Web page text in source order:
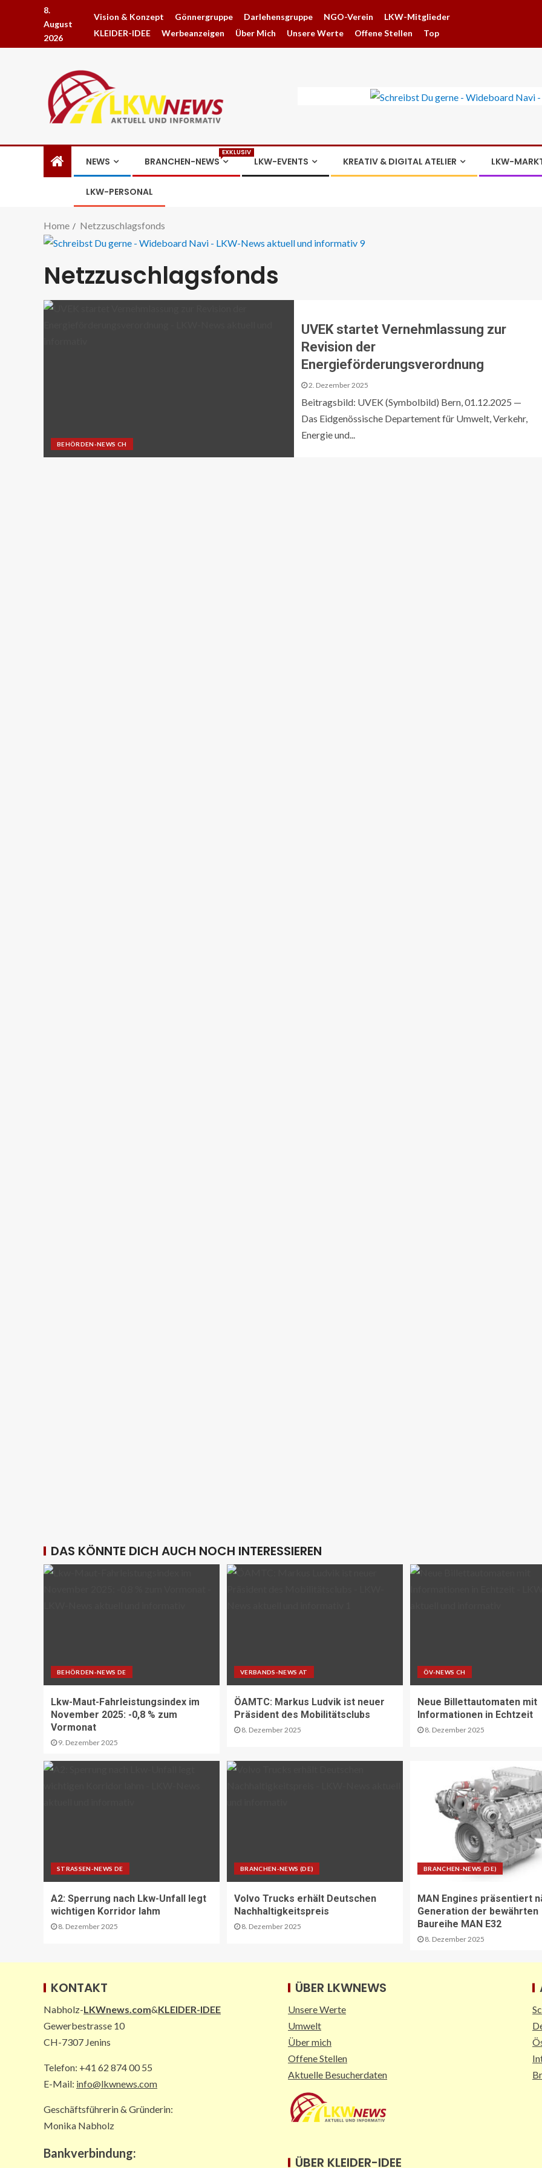
8.
August
2026
Vision & Konzept Gönnergruppe Darlehensgruppe NGO-Verein
LKW-Mitglieder
KLEIDER-IDEE
Werbeanzeigen Über Mich Unsere Werte Offene Stellen Top
NEWS BRANCHEN-NEWS
EXKLUSIV
LKW-EVENTS KREATIV & DIGITAL ATELIER LKW-
LKW-PERSONAL
Home Netzzuschlagsfonds
Netzzuschlagsfonds
BEHÖRDEN-NEWS CH
UVEK startet Vernehmlassung zur
Revision der
Energieförderungsverordnung
2. Dezember 2025
Beitragsbild: UVEK (Symbolbild) Bern, 01.12.2025 —
Das Eidgenössische Departement für Umwelt, Verkehr,
Energie und...
DAS KÖNNTE DICH AUCH NOCH INTERESSIEREN
BEHÖRDEN-NEWS DE
Lkw-Maut-Fahrleistungsindex im
November 2025: -0,8 % zum
Vormonat
9. Dezember 2025
VERBANDS-NEWS AT
ÖAMTC: Markus Ludvik ist neuer
Präsident des Mobilitätsclubs
8. Dezember 2025
ÖV-NEWS CH
Neue Billettautomaten mit
Informationen in Echtzeit
8. Dezember 2025
STRASSEN-NEWS DE
A2: Sperrung nach Lkw-Unfall legt
wichtigen Korridor lahm
8. Dezember 2025
BRANCHEN-NEWS (DE)
Volvo Trucks erhält Deutschen
Nachhaltigkeitspreis
8. Dezember 2025
BRANCHEN-NEWS (DE)
MAN Engines präsentiert
Generation der bewährten
Baureihe MAN E32
8. Dezember 2025
KONTAKT
Nabholz-LKWnews.com&KLEIDER-IDEE
Gewerbestrasse 10
CH-7307 Jenins
Telefon: +41 62 874 00 55
E-Mail: info@lkwnews.com
Geschäftsführerin & Gründerin:
Monika Nabholz
Bankverbindung:
ÜBER LKWNEWS
Unsere Werte
Umwelt
Über mich
Offene Stellen
Aktuelle Besucherdaten
ÜBER KLEIDER-IDEE